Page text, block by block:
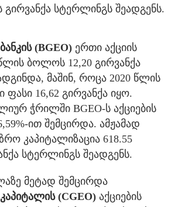
გირვანქა სტერლინგს შეადგენს.
(BGEO) ერთი აქციის
ბოლოს 12,20 გირვანქა
მაშინ, როცა 2020 წლის
ფასი 16,62 გირვანქა იყო.
ჭრილში BGEO-ს აქციების
ით შემცირდა. ამჟამად
კაპიტალიზაცია 618.55
სტერლინგს შეადგენს.
მეტად შემცირდა
(CGEO) აქციების